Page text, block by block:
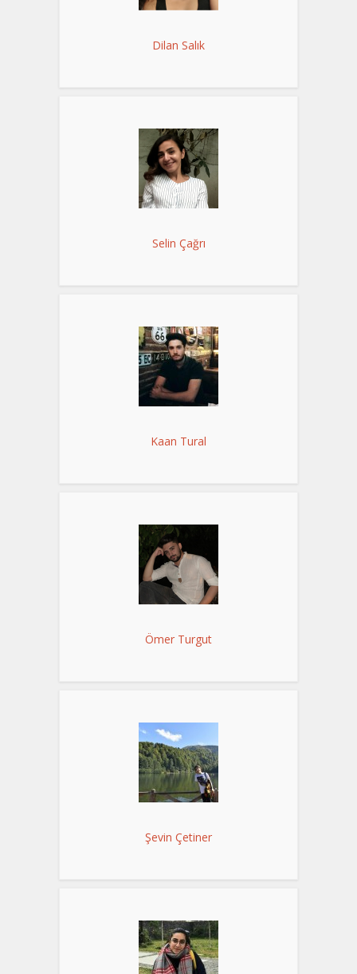
Dilan Salık
Selin Çağrı
Kaan Tural
Ömer Turgut
Şevin Çetiner